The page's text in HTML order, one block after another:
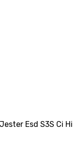
Esd S3S Ci Hi